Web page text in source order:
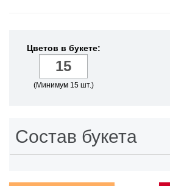
Цветов в букете:
(Минимум 15 шт.)
Состав букета